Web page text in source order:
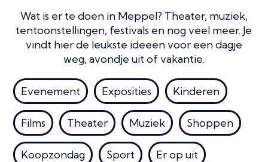
Wat is er te doen in Meppel? Theater, muziek,
tentoonstellingen, festivals en nog veel meer. Je
vindt hier de leukste ideeën voor een dagje
weg, avondje uit of vakantie.
Evenement Exposities Kinderen
Films Theater Muziek Shoppen
Koopzondag Sport Er op uit